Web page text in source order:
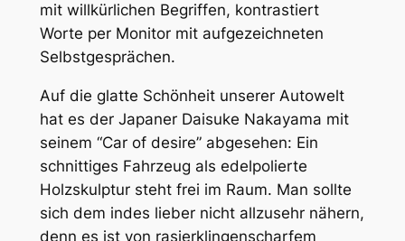
mit willkürlichen Begriffen, kontrastiert
Worte per Monitor mit aufgezeichneten
Selbstgesprächen.
Auf die glatte Schönheit unserer Autowelt
hat es der Japaner Daisuke Nakayama mit
seinem “Car of desire” abgesehen: Ein
schnittiges Fahrzeug als edelpolierte
Holzskulptur steht frei im Raum. Man sollte
sich dem indes lieber nicht allzusehr nähern,
denn es ist von rasierklingenscharfem